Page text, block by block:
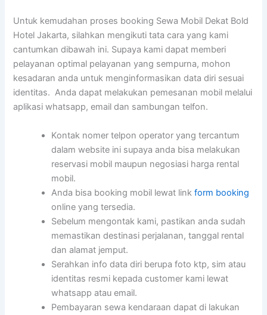
Untuk kemudahan proses booking Sewa Mobil Dekat Bold
Hotel Jakarta, silahkan mengikuti tata cara yang kami
cantumkan dibawah ini. Supaya kami dapat memberi
pelayanan optimal pelayanan yang sempurna, mohon
kesadaran anda untuk menginformasikan data diri sesuai
identitas. Anda dapat melakukan pemesanan mobil melalui
aplikasi whatsapp, email dan sambungan telfon.
Kontak nomer telpon operator yang tercantum
dalam website ini supaya anda bisa melakukan
reservasi mobil maupun negosiasi harga rental
mobil.
Anda bisa booking mobil lewat linkform booking
online yang tersedia.
Sebelum mengontak kami, pastikan anda sudah
memastikan destinasi perjalanan, tanggal rental
dan alamat jemput.
Serahkan info data diri berupa foto ktp, sim atau
identitas resmi kepada customer kami lewat
whatsapp atau email.
Pembayaran sewa kendaraan dapat di lakukan